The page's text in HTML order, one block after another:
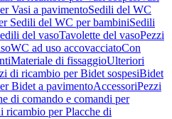
Vasi a pavimentoSedili del WC
Sedili del WC per bambiniSedili
del vasoTavolette del vasoPezzi
WC ad uso accovacciatoCon
Materiale di fissaggioUlteriori
di ricambio per Bidet sospesiBidet
Bidet a pavimentoAccessoriPezzi
di comando e comandi per
ricambio per Placche di